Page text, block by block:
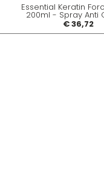
Essential Keratin
200ml - Spray Anti
€ 36,72